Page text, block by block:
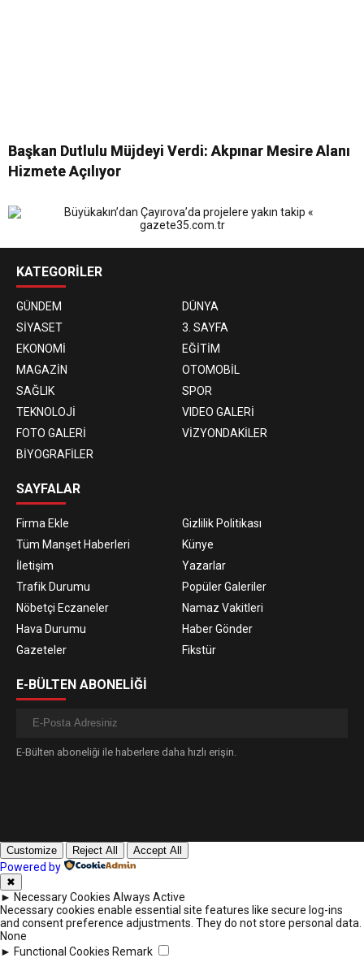
Başkan Dutlulu Müjdeyi Verdi: Akpınar Mesire Alanı
Hizmete Açılıyor
KATEGORİLER
GÜNDEM
DÜNYA
SİYASET
3. SAYFA
EKONOMİ
EĞİTİM
MAGAZİN
OTOMOBİL
SAĞLIK
SPOR
TEKNOLOJİ
VIDEO GALERİ
FOTO GALERİ
VİZYONDAKİLER
BİYOGRAFİLER
SAYFALAR
Firma Ekle
Gizlilik Politikası
Tüm Manşet Haberleri
Künye
İletişim
Yazarlar
Trafik Durumu
Popüler Galeriler
Nöbetçi Eczaneler
Namaz Vakitleri
Hava Durumu
Haber Gönder
Gazeteler
Fikstür
E-BÜLTEN ABONELİĞİ
E-Bülten aboneliği ile haberlere daha hızlı erişin.
Customize Reject All Accept All
Powered by
✖
► Necessary Cookies Always Active
Necessary cookies enable essential site features like secure log-ins
and consent preference adjustments. They do not store personal data.
None
► Functional Cookies Remark